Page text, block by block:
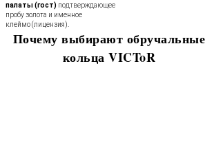
палаты (гост) подтверждающее
пробу золота и именное
клеймо (лицензия).
Почему выбирают обручальные
кольца VICToR